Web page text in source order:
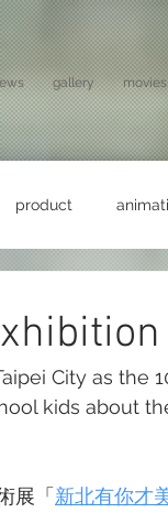
gallery movies
product
City as the
kids about
展「 新北有你才